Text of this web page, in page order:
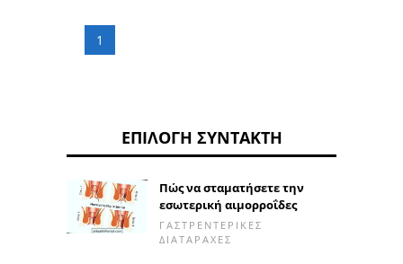
χωρίς συνταγή, είναι:
Domperidone ,
γνωστή εμπορικά ως
1
ΕΠΙΛΟΓΉ ΣΥΝΤΆΚΤΗ
Πώς να σταματήσετε την
εσωτερική αιμορροΐδες
ΓΑΣΤΡΕΝΤΕΡΙΚΈΣ
ΔΙΑΤΑΡΑΧΈΣ